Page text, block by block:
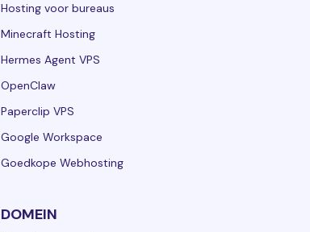
Hosting voor bureaus
Minecraft Hosting
Hermes Agent VPS
OpenClaw
Paperclip VPS
Google Workspace
Goedkope Webhosting
DOMEIN